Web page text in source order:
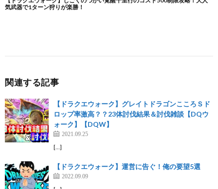
関連する記事
【ドラクエウォーク】グレイトドラゴンこころＳド
ロップ率激高？？23体討伐結果＆討伐雑談【DQウ
ォーク】【DQW】
2021.09.25
[…]
【ドラクエウォーク】運営に告ぐ！俺の要望5選
2022.09.09